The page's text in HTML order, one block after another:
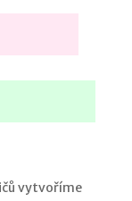
vytvoříme